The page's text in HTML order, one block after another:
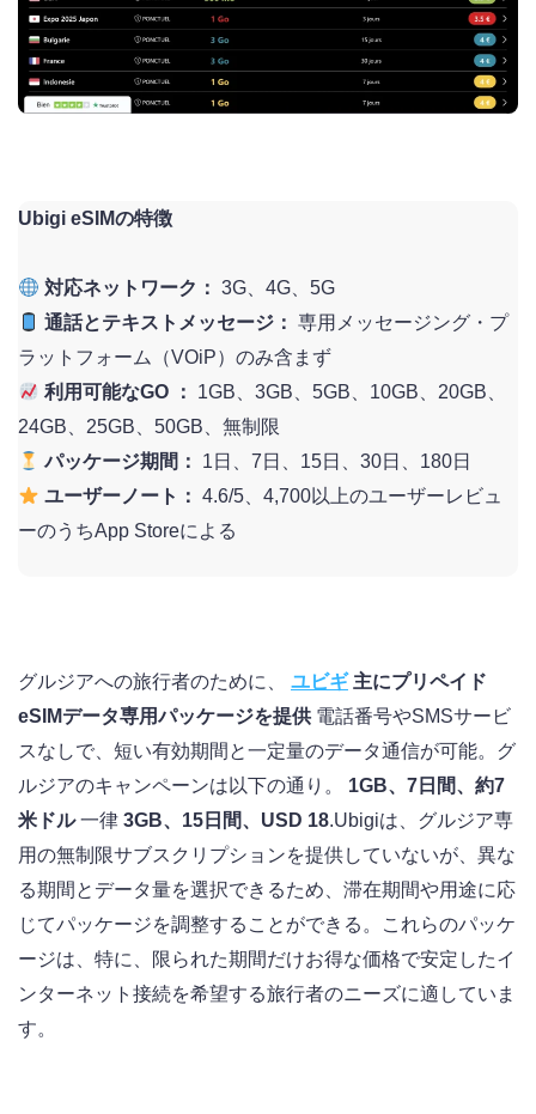
Ubigi eSIMの特徴
対応ネットワーク： 3G、4G、5G
通話とテキストメッセージ： 専用メッセージング・プ
ラットフォーム（VOiP）のみ含まず
利用可能なGO ：
1GB、3GB、5GB、10GB、20GB、
24GB、25GB、50GB、無制限
パッケージ期間：
1日、7日、15日、30日、180日
ユーザーノート： 4.6/5、4,700以上のユーザーレビュ
ーのうちApp Storeによる
グルジアへの旅行者のために、 ユビギ主にプリペイド
eSIMデータ専用パッケージを提供 電話番号やSMSサービ
スなしで、短い有効期間と一定量のデータ通信が可能。グ
ルジアのキャンペーンは以下の通り。 1GB、7日間、約7
米ドル一律 3GB、15日間、USD 18.Ubigiは、グルジア専
用の無制限サブスクリプションを提供していないが、異な
る期間とデータ量を選択できるため、滞在期間や用途に応
じてパッケージを調整することができる。これらのパッケ
ージは、特に、限られた期間だけお得な価格で安定したイ
ンターネット接続を希望する旅行者のニーズに適していま
す。